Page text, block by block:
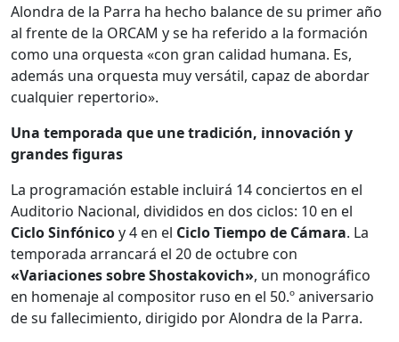
Alondra de la Parra ha hecho balance de su primer año
al frente de la ORCAM y se ha referido a la formación
como una orquesta «con gran calidad humana. Es,
además una orquesta muy versátil, capaz de abordar
cualquier repertorio».
Una temporada que une tradición, innovación y
grandes figuras
La programación estable incluirá 14 conciertos en el
Auditorio Nacional, divididos en dos ciclos: 10 en el
Ciclo Sinfónicoy 4 en el Ciclo Tiempo de Cámara. La
temporada arrancará el 20 de octubre con
«Variaciones sobre Shostakovich», un monográfico
en homenaje al compositor ruso en el 50.º aniversario
de su fallecimiento, dirigido por Alondra de la Parra.